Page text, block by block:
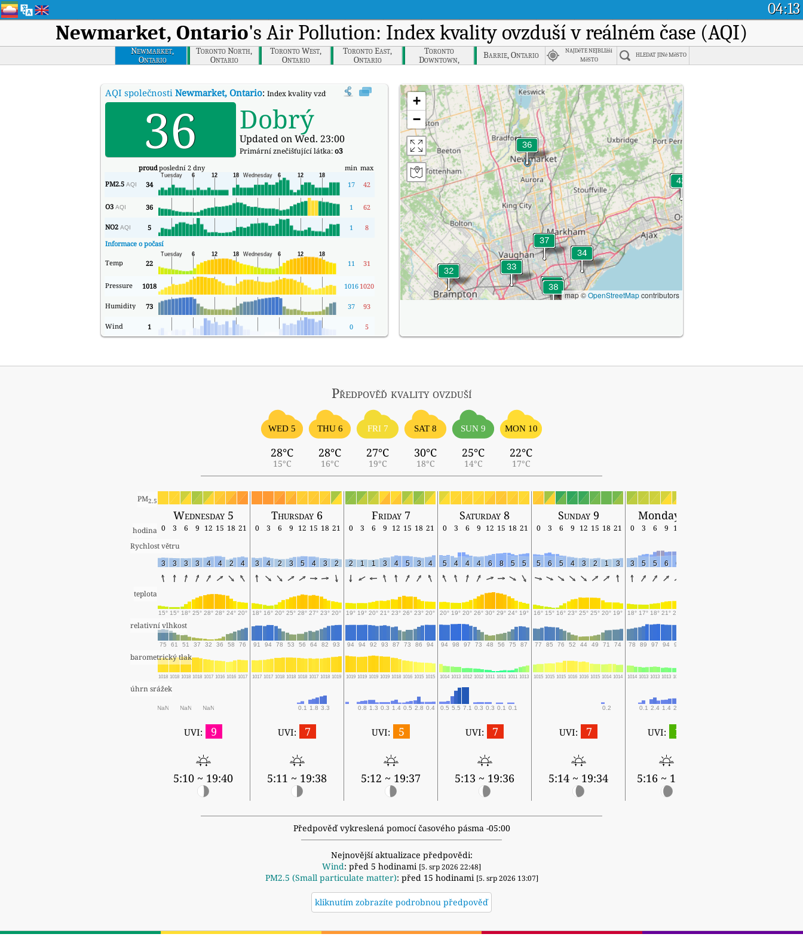
04:13
Newmarket, Ontario's Air Pollution: Index kvality ovzduší v reálném čase (AQI)
Newmarket,
Ontario
Toronto North,
Ontario
Toronto West,
Ontario
Toronto East,
Ontario
Toronto
Downtown,
Ontario
Barrie, Ontario
NAJDěTE NEJBLIžší
MěSTO
HLEDAT JINé MěSTO
AQI společnosti Newmarket, Ontario: Index kvality vzduchu v reálném čase (AQI) společnosti Newmarket, Ontario.
36 Dobrý
Updated on Wed. 23:00
Primární znečišťující látka:o3
proudposlední 2 dny min max
PM2.5 AQI 34 17 42
O3 AQI 36 1 62
NO2 AQI 5 1
8
Informace o počasí
Temp 22 11 31
Pressure 1018 1016 1020
Humidity 73 37 93
Wind 1 0 5
+
−
map ©OpenStreetMapcontributors
Předpověď kvality ovzduší
WED 5
28°C
15°C
THU 6
28°C
16°C
FRI 7
27°C
19°C
SAT 8
30°C
18°C
SUN 9
25°C
14°C
MON 10
22°C
17°C
PM2.5
Wednesday 5 Thursday 6 Friday 7 Saturday 8 Sunday 9 Monday 10
hodina 0 3 6 9 12 15 18 21 0 3 6 9 12 15 18 21 0 3 6 9 12 15 18 21 0 3 6 9 12 15 18 21 0 3 6 9 12 15 18 21 0 3 6 9 12
Rychlost větru
3 3 3 3 4 4 2 4 3 4 2 3 5 4 3 2 2 1 1 3 4 5 3 4 5 4 4 4 6 8 5 5 5 6 5 4 3 2 1 3 3 5 5 6 6
teplota
15° 15° 18° 25° 28° 28° 24° 20° 18° 16° 20° 25° 28° 27° 23° 20° 19° 19° 20° 21° 23° 26° 23° 20° 20° 19° 20° 26° 30° 29° 24° 19° 16° 15° 16° 23° 25° 25° 20° 19° 18° 17° 18° 21° 21°
relativní vlhkost
75 61 51 37 32 36 58 76 91 94 78 53 56 64 82 93 94 94 92 93 87 73 86 94 94 98 97 73 48 56 75 87 77 85 76 52 44 49 71 74 78 89 97 94 93
barometrický tlak
1018 1018 1018 1018 1017 1016 1016 1017 1017 1017 1018 1018 1018 1017 1018 1019 1019 1019 1019 1019 1018 1016 1015 1015 1014 1013 1012 1012 1011 1011 1011 1013 1015 1015 1015 1016 1016 1015 1014 1014 1014 1013 1013 1013 1012
úhrn srážek
NaN NaN NaN 0.1 1.8 3.3 0.8 1.3 0.3 1.4 0.5 2.8 0.4 0.5 5.5 7.1 0.3 0.3 0.1 0.1 0.2 0.1 2.4 1.4 2.3
UVI: 9
5:10 ~ 19:40
UVI: 7
5:11 ~ 19:38
UVI: 5
5:12 ~ 19:37
UVI: 7
5:13 ~ 19:36
UVI: 7
5:14 ~ 19:34
UVI: 1
5:16 ~ 19:33
Předpověď vykreslená pomocí časového pásma -05:00
Nejnovější aktualizace předpovědi:
Wind: před 5 hodinami [5. srp 2026 22:48]
PM2.5 (Small particulate matter): před 15 hodinami [5. srp 2026 13:07]
kliknutím zobrazíte podrobnou předpověď